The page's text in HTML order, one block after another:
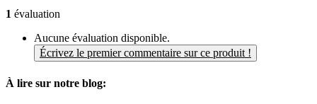
1 évaluation
Aucune évaluation disponible.
Écrivez le premier commentaire sur ce produit !
À lire sur notre blog: